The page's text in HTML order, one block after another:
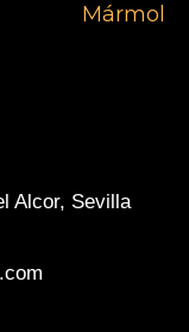
Mármol
Alcor, Sevilla